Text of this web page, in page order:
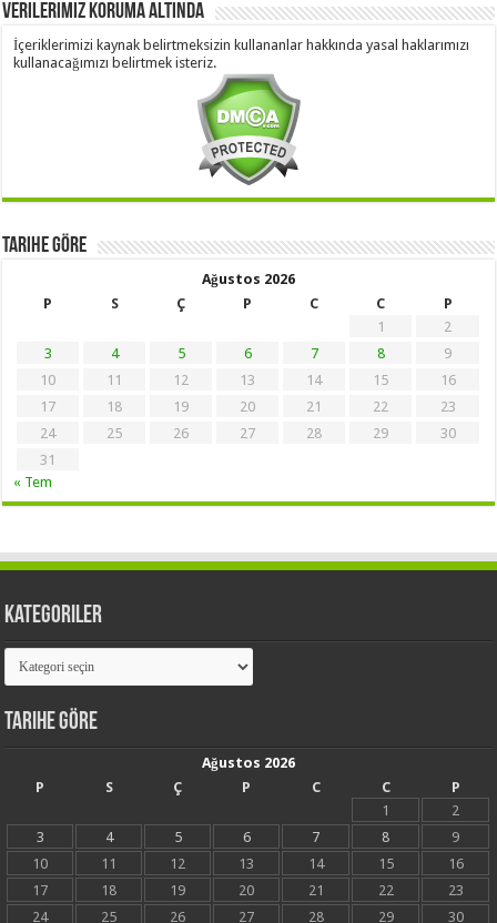
Verilerimiz Koruma Altında
İçeriklerimizi kaynak belirtmeksizin kullananlar hakkında yasal haklarımızı
kullanacağımızı belirtmek isteriz.
Tarihe Göre
Ağustos 2026
P
S Ç P C C
P
1
2
3
4 5 6 7 8
9
10
11 12 13 14 15
16
17
18 19 20 21 22
23
24
25 26 27 28 29
30
31
« Tem
Kategoriler
Kategoriler
Tarihe Göre
Ağustos 2026
P
S Ç P C C
P
1
2
3
4 5 6 7 8
9
10
11 12 13 14 15
16
17
18 19 20 21 22
23
24
25 26 27 28 29 30